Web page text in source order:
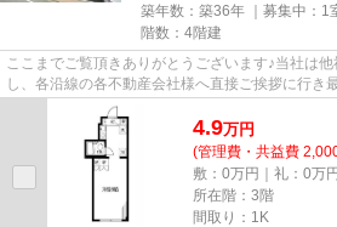
築年数：築36年 ｜募集中： 1
階数：4階建
ここまでご覧頂きありがとうございます♪当社は
し、各沿線の各不動産会社様へ直接ご挨拶に行き
しております！最新の情報は...
4.9万円
(管理費・共益費
敷：0万円｜礼：0万円
所在階：3階
間取り：1K